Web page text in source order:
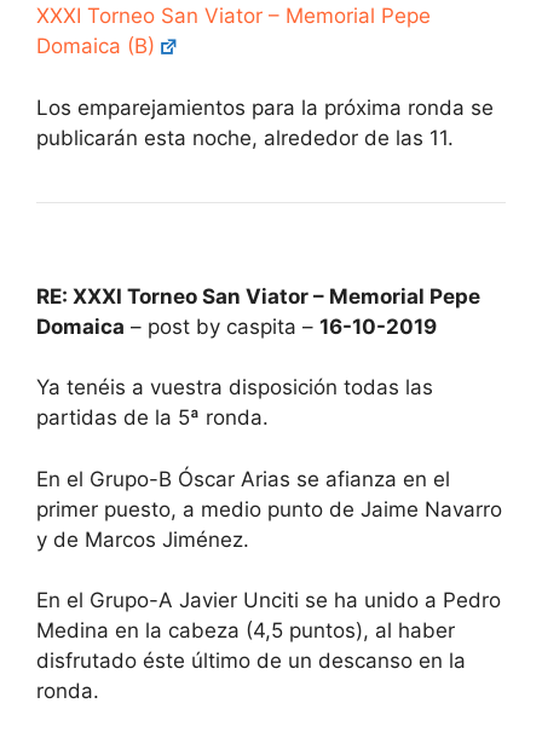
XXXI Torneo San Viator – Memorial Pepe
Domaica (B)
Los emparejamientos para la próxima ronda se
publicarán esta noche, alrededor de las 11.
RE: XXXI Torneo San Viator – Memorial Pepe
Domaica – post by caspita – 16-10-2019
Ya tenéis a vuestra disposición todas las
partidas de la 5ª ronda.
En el Grupo-B Óscar Arias se afianza en el
primer puesto, a medio punto de Jaime Navarro
y de Marcos Jiménez.
En el Grupo-A Javier Unciti se ha unido a Pedro
Medina en la cabeza (4,5 puntos), al haber
disfrutado éste último de un descanso en la
ronda.